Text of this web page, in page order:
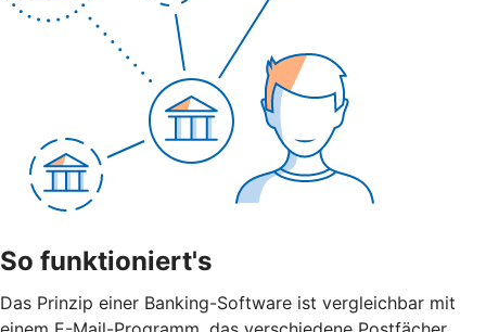
So funktioniert's
Das Prinzip einer Banking-Software ist vergleichbar mit